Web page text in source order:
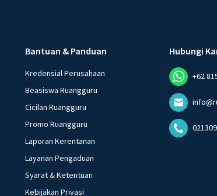
Bantuan & Panduan
Kredensial Perusahaan
Beasiswa Ruangguru
Cicilan Ruangguru
Promo Ruangguru
Laporan Kerentanan
Layanan Pengaduan
Syarat & Ketentuan
Kebijakan Privasi
Hubungi
+62